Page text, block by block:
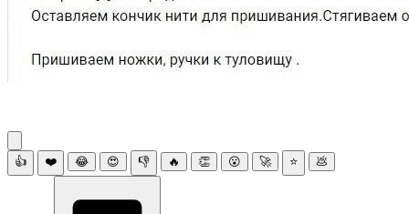
👍 ❤️ 😂 😍 👎 🔥 👏 😮 🚀 ⭐ 💩